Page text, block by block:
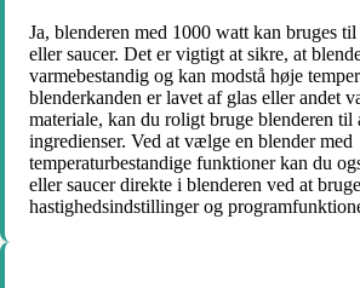
Ja, blenderen med 1000 watt kan bruges
eller saucer. Det er vigtigt at sikre, at
varmebestandig og kan modstå høje
blenderkanden er lavet af glas eller andet
materiale, kan du roligt bruge blenderen til
ingredienser. Ved at vælge en blender med
temperaturbestandige funktioner kan du
eller saucer direkte i blenderen ved at
hastighedsindstillinger og